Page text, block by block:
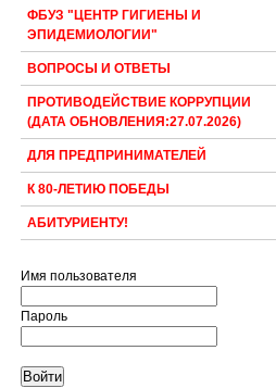
ФБУЗ "ЦЕНТР ГИГИЕНЫ И
ЭПИДЕМИОЛОГИИ"
ВОПРОСЫ И ОТВЕТЫ
ПРОТИВОДЕЙСТВИЕ КОРРУПЦИИ
(ДАТА ОБНОВЛЕНИЯ:27.07.2026)
ДЛЯ ПРЕДПРИНИМАТЕЛЕЙ
К 80-ЛЕТИЮ ПОБЕДЫ
АБИТУРИЕНТУ!
Имя пользователя
Пароль